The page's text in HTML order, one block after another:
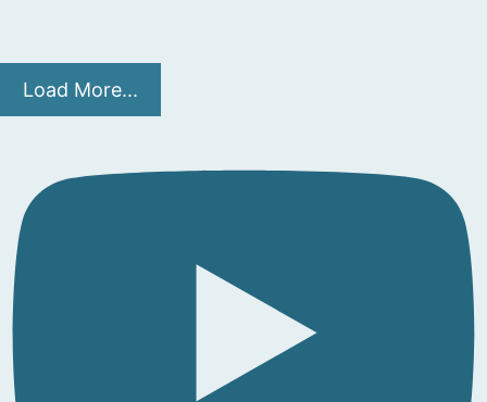
Load More...